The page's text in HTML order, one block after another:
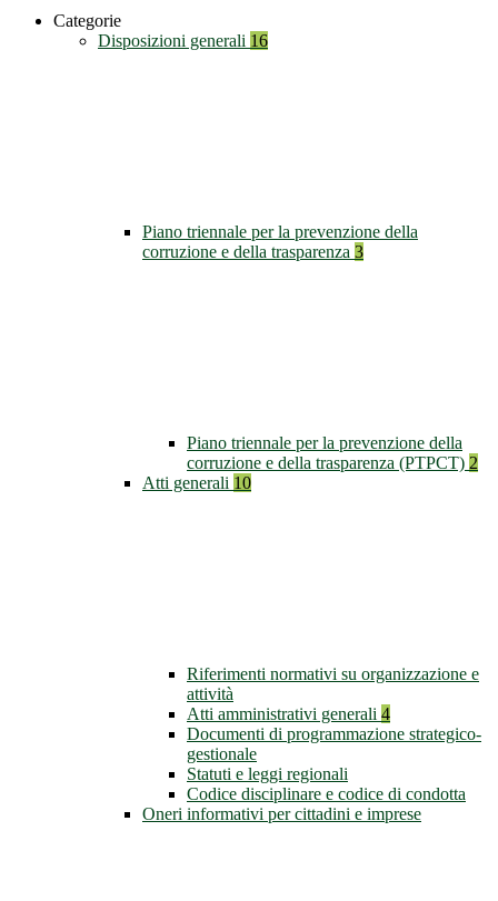
Categorie
Disposizioni generali 16
Piano triennale per la prevenzione della
corruzione e della trasparenza 3
Piano triennale per la prevenzione della
corruzione e della trasparenza (PTPCT) 2
Atti generali 10
Riferimenti normativi su organizzazione e
attività
Atti amministrativi generali 4
Documenti di programmazione strategico-
gestionale
Statuti e leggi regionali
Codice disciplinare e codice di condotta
Oneri informativi per cittadini e imprese